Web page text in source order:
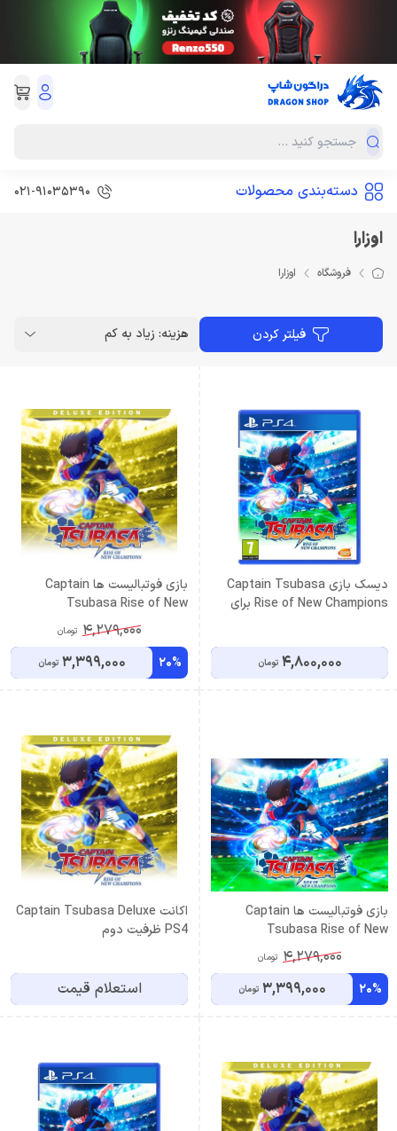
دسته‌بندی محصولات 021-91035390
اوزارا
فروشگاه اوزارا
فیلتر کردن هزینه: زیاد به کم
دیسک بازی Captain Tsubasa
Rise of New Champions برای
4,800,000 تومان
بازی فوتبالیست ها Captain
Tsubasa Rise of New
Champions Deluxe Edition
4,279,000 تومان
20%
3,399,000 تومان
بازی فوتبالیست ها Captain
Tsubasa Rise of New
4,279,000 تومان
20%
3,399,000 تومان
اكانت Captain Tsubasa Deluxe
PS4 ظرفيت دوم
استعلام قیمت